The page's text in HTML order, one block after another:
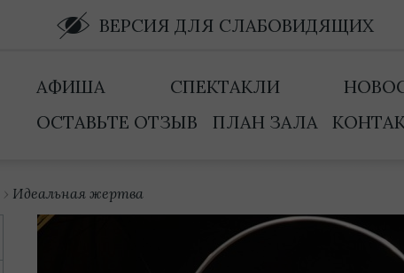
ВЕРСИЯ ДЛЯ СЛАБОВИДЯЩИХ
АФИША СПЕКТАКЛИ
ОСТАВЬТЕ ОТЗЫВ
ПЛАН ЗАЛА
› Идеальная жертва